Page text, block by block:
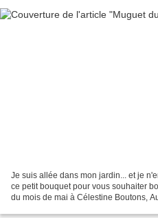
Je suis allée dans mon jardin... et je
ce petit bouquet pour vous souhaiter
du mois de mai à Célestine Boutons,